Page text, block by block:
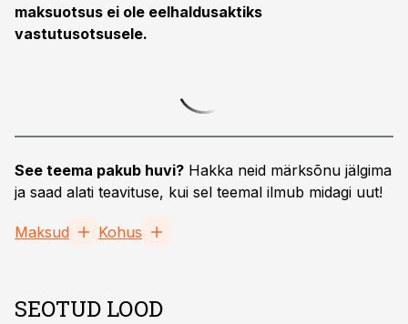
maksuotsus ei ole eelhaldusaktiks
vastutusotsusele.
See teema pakub huvi? Hakka neid märksõnu jälgima
ja saad alati teavituse, kui sel teemal ilmub midagi uut!
Maksud Kohus
SEOTUD LOOD